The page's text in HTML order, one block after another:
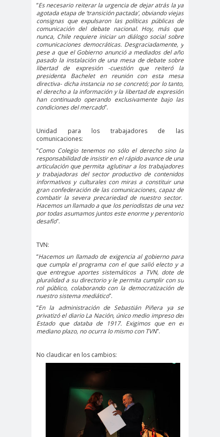
Riveros
Navarro
Alejandro
Torres
Alto Comisionado de ONU
para los DDHH
Álvaro
Elizalde
Alvaro
Ortiz
amenaz
as
Aminátegui
Amnistía
Andrés
ANEF
Tarapacá
ANID
aniversar
io
Aniversario
63
Aniversario
65
ANNEF
Antofagas
ta
Antonio
Arco de
Triunfo
a
Arica
Parinacota
Aristegui en
vivo
a
Anual
Asamblea
Asamblea
Pacto Social
Asociación Abuelas de
asociación de mujeres
“Es necesario reiterar la urgencia de dejar atrás la ya
agotada etapa de ‘transición pactada’, obviando viejas
consignas que expulsaron las políticas públicas de
comunicación del debate nacional. Hoy, más que
nunca, Chile requiere iniciar un diálogo social sobre
comunicaciones democráticas. Desgraciadamente, y
pese a que el Gobierno anunció a mediados del año
pasado la instalación de una mesa de debate sobre
libertad de expresión -cuestión que reiteró la
presidenta Bachelet en reunión con esta mesa
directiva- dicha instancia no se concretó; por lo tanto,
el derecho a la información y la libertad de expresión
han continuado operando exclusivamente bajo las
condiciones del mercado”.
Unidad para los trabajadores de las
comunicaciones:
“Como Colegio tenemos no sólo el derecho sino la
responsabilidad de insistir en el rápido avance de una
articulación que permita aglutinar a los trabajadores
y trabajadoras del sector productivo de contenidos
informativos y culturales con miras a constituir una
gran confederación de las comunicaciones, capaz de
combatir la severa precariedad de nuestro sector.
Hacemos un llamado a que los periodistas de una vez
por todas asumamos juntos este enorme y perentorio
desafío”.
TVN:
“Hacemos un llamado de exigencia al gobierno para
que cumpla el programa con el que salió electo y a
que entregue aportes sistemáticos a TVN, dote de
pluralidad a su directorio y le permita cumplir con su
rol público, colaborando con la democratización de
nuestro sistema mediático”.
“En la administración de Sebastián Piñera ya se
privatizó el diario La Nación, único medio impreso del
Estado que databa de 1917. Exigimos que en el
mediano plazo, no ocurra lo mismo con TVN”.
No claudicar en los cambios: